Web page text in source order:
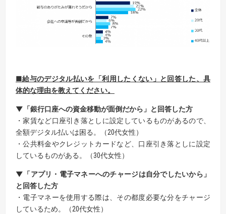
■給与のデジタル払いを「利用した くない」 と回答した、具
体的な理由を教えてください。
▼「銀行口座への資金移動が面倒だから」と回答した方
・家賃など口座引き落としに設定しているものがあるので、
全額デジタル払いは困る。（20代女性）
・公共料金やクレジットカードなど、口座引き落としに設定
しているものがある。（30代女性）
▼「アプリ・電子マネーへのチャージは自分でしたいから」
と回答した方
・電子マネーを使用する際は、その都度必要な分をチャージ
しているため。（20代女性）